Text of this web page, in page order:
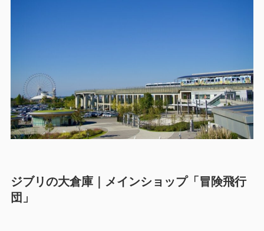
ジブリの大倉庫｜メインショップ「冒険飛行
団」